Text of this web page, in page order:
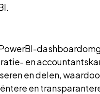
en
en delen,
en